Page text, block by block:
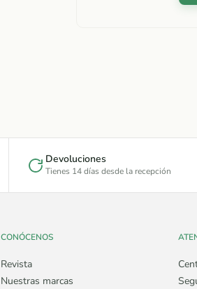
Devoluciones
Tienes 14 días desde la recepción
CONÓCENOS
Revista
Nuestras marcas